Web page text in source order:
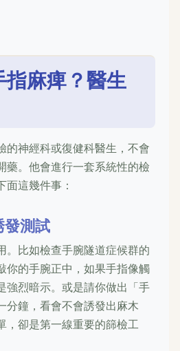
麻痺？醫生
的神經科或復健科醫生，不會
藥。他會進行一套系統性的檢
這幾件事：
發測試
。比如檢查手腕隧道症候群的
你的手腕正中，如果手指像觸
強烈暗示。或是請你做出「手
分鐘，看會不會誘發出麻木
，卻是第一線重要的篩檢工